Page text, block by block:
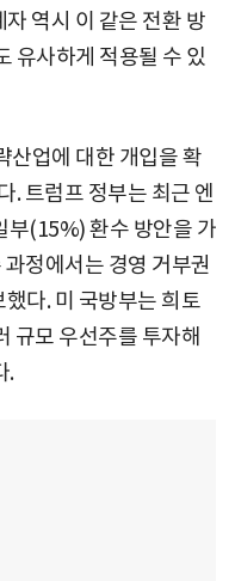
역시 이 같은 전환 방
유사하게 적용될 수 있
산업에 대한 개입을 확
. 트럼프 정부는 최근 엔
부(15%) 환수 방안을 가
정에서는 경영 거부권
다. 미 국방부는 희토
규모 우선주를 투자해
.